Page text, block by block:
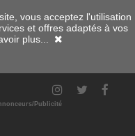
Publicité
vous acceptez l'utilisation
et offres adaptés à vos
plus...